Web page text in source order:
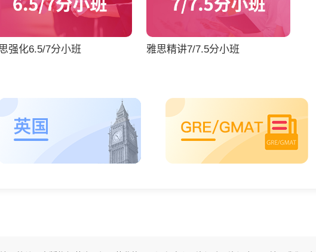
强化6.5/7分小班 雅思精讲7/7.5分小班